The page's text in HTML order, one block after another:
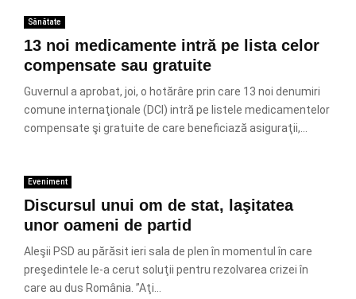
Sănătate
13 noi medicamente intră pe lista celor
compensate sau gratuite
Guvernul a aprobat, joi, o hotărâre prin care 13 noi denumiri
comune internaţionale (DCI) intră pe listele medicamentelor
compensate şi gratuite de care beneficiază asiguraţii,...
Eveniment
Discursul unui om de stat, laşitatea
unor oameni de partid
Aleşii PSD au părăsit ieri sala de plen în momentul în care
preşedintele le-a cerut soluţii pentru rezolvarea crizei în
care au dus România. ”Aţi...